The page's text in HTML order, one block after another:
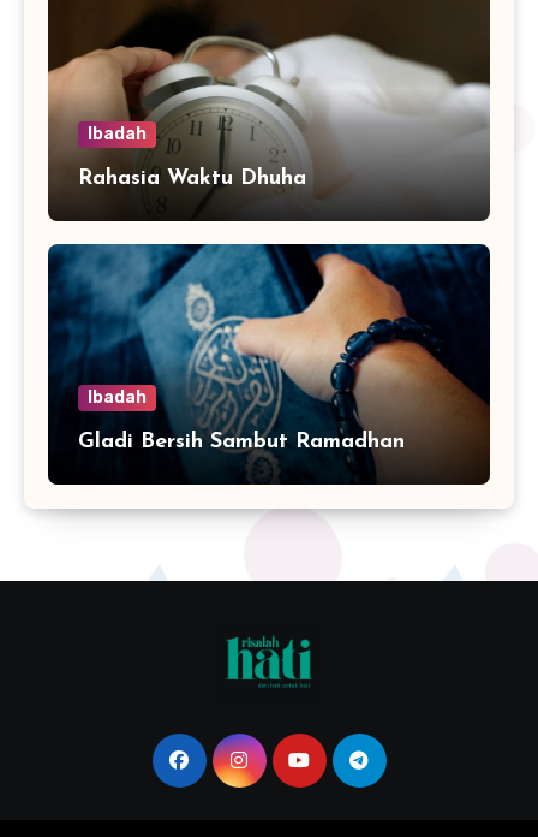
Ibadah
Rahasia Waktu Dhuha
Ibadah
Gladi Bersih Sambut Ramadhan